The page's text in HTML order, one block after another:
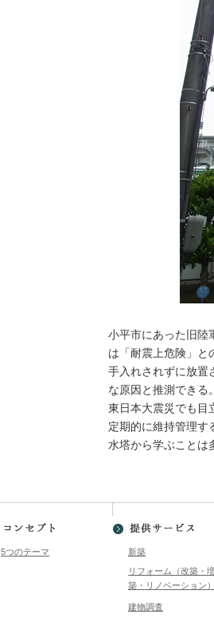
小平市にあった旧陸
は「耐震上危険」と
手入れされずに放置
な原因と推測できる
東日本大震災でも目
定期的に維持管理す
水塔から学ぶことは
5つのテーマ
新築
リフォーム（改築・
築・リノベーション
建物調査